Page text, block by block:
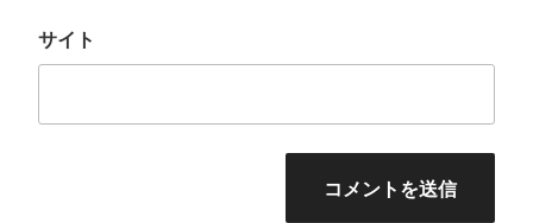
サイト